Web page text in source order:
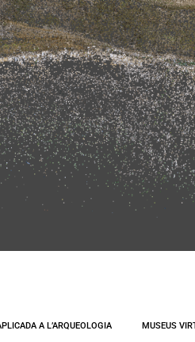
Museus
A L’ARQUEOLOGIA MUSEUS